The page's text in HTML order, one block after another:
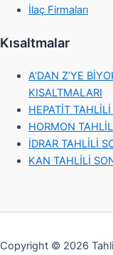
İlaç Firmaları
Kısaltmalar
A’DAN Z’YE
KISALTMALARI
HEPATİT
HORMON
İDRAR TAHLİLİ
KAN TAHLİLİ
Copyright © 2026